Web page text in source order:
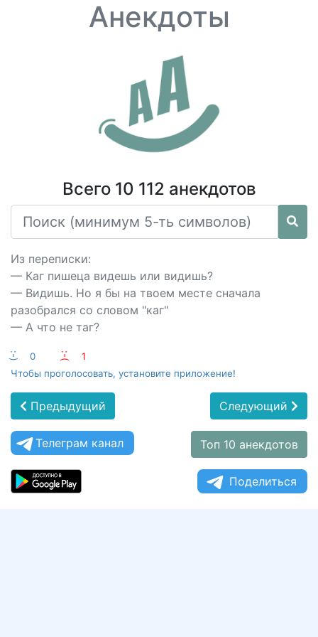
Анекдоты
Всего 10 112 анекдотов
Из переписки:
— Каг пишеца видешь или видишь?
— Видишь. Но я бы на твоем месте сначала
разобрался со словом "каг"
— А что не таг?
:-) 0 :-(
1
Чтобы проголосовать, установите приложение!
Предыдущий Следующий
Телеграм канал Топ 10 анекдотов
Поделиться